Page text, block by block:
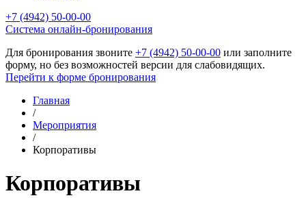
+7 (4942) 50-00-00
Cистема онлайн-бронирования
Для бронирования звоните +7 (4942) 50-00-00 или заполните
форму, но без возможностей версии для слабовидящих.
Перейти к форме бронирования
Главная
/
Мероприятия
/
Корпоративы
Корпоративы